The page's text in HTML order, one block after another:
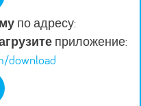
по адресу:
приложение:
download